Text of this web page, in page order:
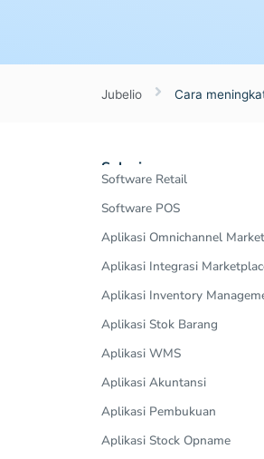
Jubelio Cara
Solusi
Software Retail
Software POS
Aplikasi Omnichannel
Aplikasi Integrasi
Aplikasi Inventory
Aplikasi Stok Barang
Aplikasi WMS
Aplikasi Akuntansi
Aplikasi Pembukuan
Aplikasi Stock Opname